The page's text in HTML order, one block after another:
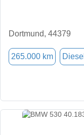
Dortmund, 44379
265.000 km Diesel